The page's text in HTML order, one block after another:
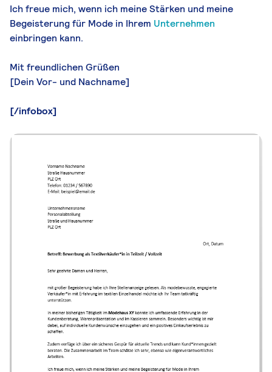
Ich freue mich, wenn ich meine Stärken und meine
Begeisterung für Mode in Ihrem Unternehmen
einbringen kann.
Mit freundlichen Grüßen
[Dein Vor- und Nachname]
[/infobox]